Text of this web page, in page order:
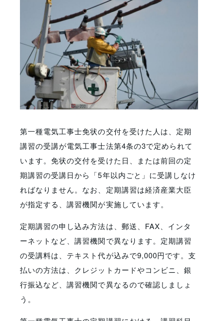
第一種電気工事士免状の交付を受けた人は、定期
講習の受講が電気工事士法第4条の3で定められて
います。免状の交付を受けた日、または前回の定
期講習の受講日から「5年以内ごと」に受講しなけ
ればなりません。なお、定期講習は経済産業大臣
が指定する、講習機関が実施しています。
定期講習の申し込み方法は、郵送、FAX、インタ
ーネットなど、講習機関で異なります。定期講習
の受講料は、テキスト代が込みで9,000円です。支
払いの方法は、クレジットカードやコンビニ、銀
行振込など、講習機関で異なるので確認しましょ
う。